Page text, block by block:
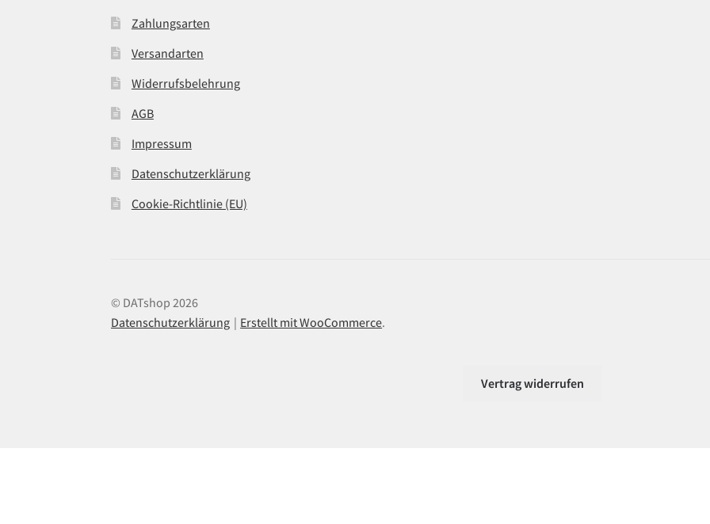
Zahlungsarten
Versandarten
Widerrufsbelehrung
AGB
Impressum
Datenschutzerklärung
Cookie-Richtlinie (EU)
© DATshop 2026
Datenschutzerklärung
Erstellt mit WooCommerce.
Vertrag widerrufen